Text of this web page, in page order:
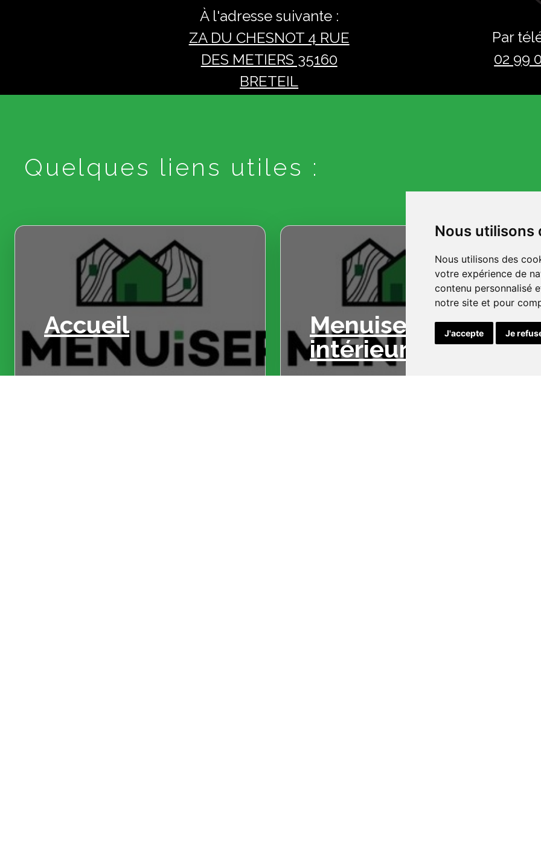
Nous utilisons
Nous utilisons des
votre expérience de
contenu personnalisé
notre site et pour
J'accepte Je
À l'adresse suivante :
ZA DU CHESNOT 4 RUE
DES METIERS 35160
BRETEIL
Par
02 99
Quelques liens utiles :
Accueil
Menuiserie
intérieure